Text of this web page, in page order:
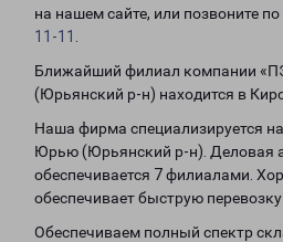
на нашем сайте, или позвоните по
11-11
Ближайший филиал компании
(Юрьянский р-н) находится в
Наша фирма специализируется
Юрью (Юрьянский р-н). Деловая
обеспечивается 7 филиалами.
обеспечивает быструю перевозку
Обеспечиваем полный спектр